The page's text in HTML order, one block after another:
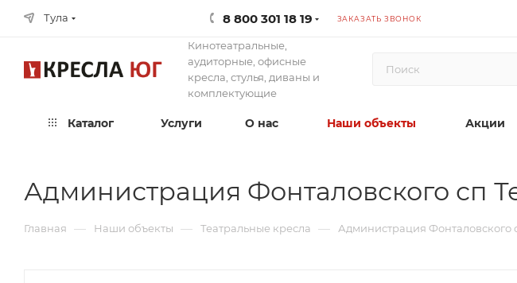
Тула 8 800 301 18 19 ЗАКАЗАТЬ ЗВОНОК
Кинотеатральные,
аудиторные, офисные
кресла, стулья, диваны и
комплектующие
Каталог Услуги О нас Наши объекты Акции
Администрация Фонталовского сп
Главная — Наши объекты — Театральные кресла — Администрация Фонталовского